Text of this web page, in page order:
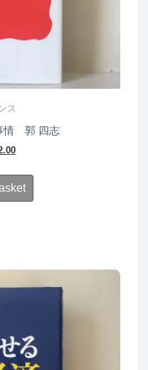
ス
情 郭 四志
Current
is:
£ 2.00.